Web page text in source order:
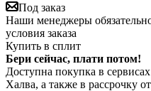
Под заказ
Наши менеджеры
условия заказа
Купить в сплит
Бери сейчас, плати потом!
Доступна покупка в
Халва, а также в рассрочку